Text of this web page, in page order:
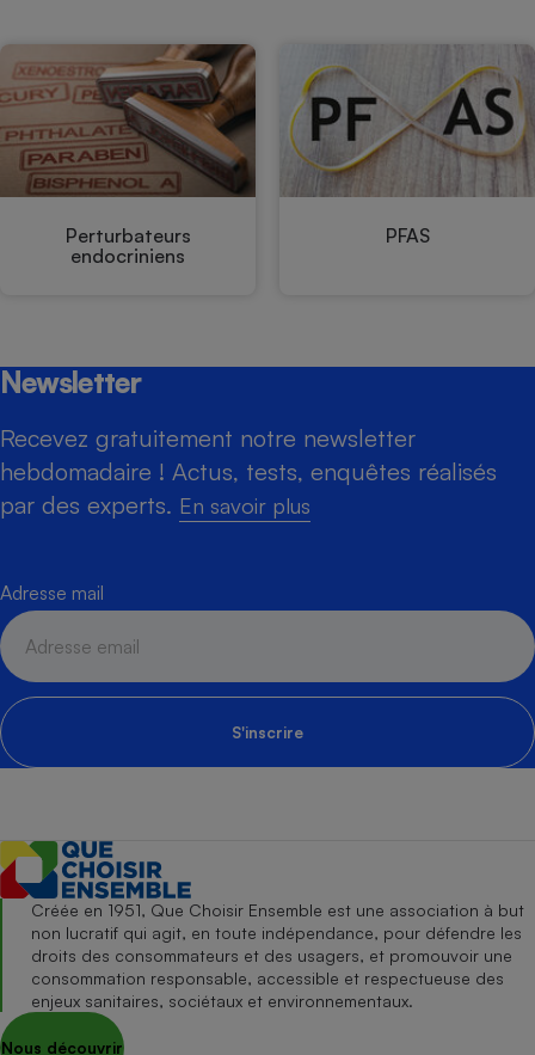
Perturbateurs
endocriniens
PFAS
Newsletter
Recevez gratuitement notre newsletter
hebdomadaire ! Actus, tests, enquêtes réalisés
par des experts. En savoir plus
Adresse mail
S'inscrire
Créée en 1951, Que Choisir Ensemble est une association à but
non lucratif qui agit, en toute indépendance, pour défendre les
droits des consommateurs et des usagers, et promouvoir une
consommation responsable, accessible et respectueuse des
enjeux sanitaires, sociétaux et environnementaux.
Nous découvrir